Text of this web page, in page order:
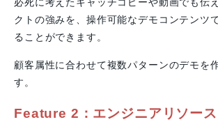
クトの強みを、操作可能なデモコンテンツ
ることができます。
顧客属性に合わせて複数パターンのデモを
す。
Feature 2： エンジニアリソース